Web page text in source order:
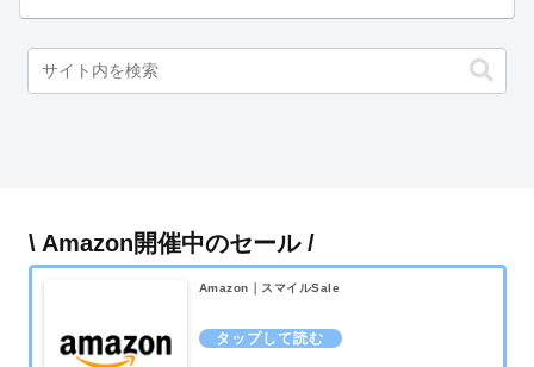
\ Amazon開催中のセール /
Amazon｜スマイルSale